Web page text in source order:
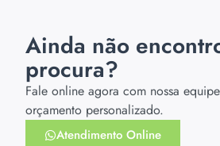
Ainda não
procura?
Fale online agora com nossa
orçamento personalizado.
Atendimento Online